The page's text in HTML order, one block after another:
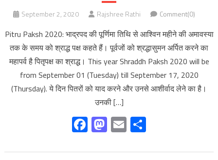
September 2, 2020 Rajshree Rathi Comment(0)
Pitru Paksh 2020: भाद्रपद की पूर्णिमा तिथि से आश्विन महीने की अमावस्या
तक के समय को श्राद्ध पक्ष कहते हैं। पूर्वजों को श्रद्धासुमन अर्पित करने का
महापर्व है पितृपक्ष का श्राद्ध। This year Shraddh Paksh 2020 will be
from September 01 (Tuesday) till September 17, 2020
(Thursday). ये दिन पितरों को याद करने और उनसे आशीर्वाद लेने का है।
उनकी […]
Facebook
Mastodon
Email